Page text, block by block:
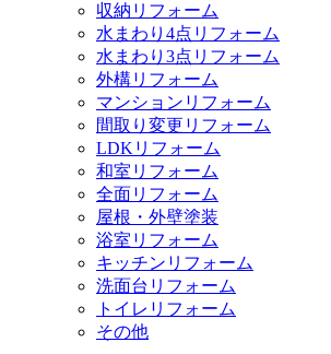
収納リフォーム
水まわり4点リフォーム
水まわり3点リフォーム
外構リフォーム
マンションリフォーム
間取り変更リフォーム
LDKリフォーム
和室リフォーム
全面リフォーム
屋根・外壁塗装
浴室リフォーム
キッチンリフォーム
洗面台リフォーム
トイレリフォーム
その他